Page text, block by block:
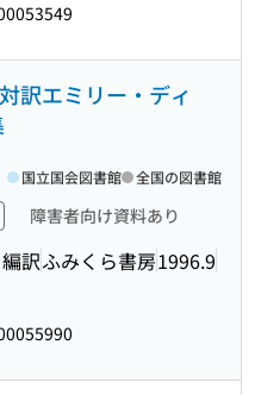
訳エミリー・ディ
障害者向け資料あり
訳ふみくら書房1996.9
国立国会図書館 全国の図書館